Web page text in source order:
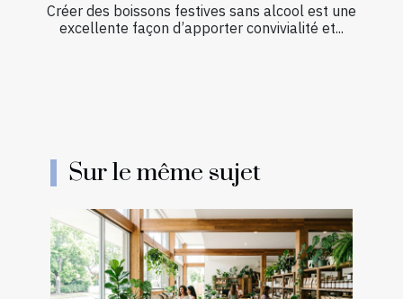
Créer des boissons festives sans alcool est une
excellente façon d’apporter convivialité et...
Sur le même sujet